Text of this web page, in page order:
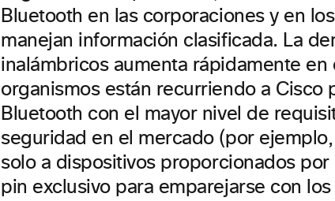
Bluetooth en las corporaciones y en
manejan información clasificada. La
inalámbricos aumenta rápidamente en
organismos están recurriendo a Cisco
Bluetooth con el mayor nivel de
seguridad en el mercado (por
solo a dispositivos proporcionados
pin exclusivo para emparejarse con